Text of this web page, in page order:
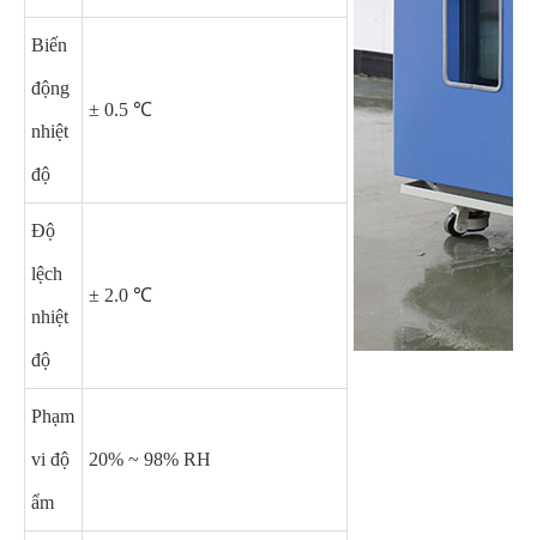
Biến
động
nhiệt
độ
± 0.5 ℃
Độ
lệch
nhiệt
độ
± 2.0 ℃
Phạm
vi độ
ẩm
20% ~ 98% RH